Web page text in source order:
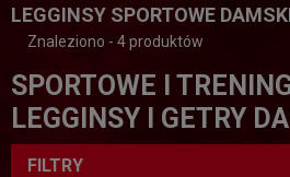
LEGGINSY SPORTOWE
Znaleziono - 4 produktów
SPORTOWE I
LEGGINSY I GETRY
FILTRY